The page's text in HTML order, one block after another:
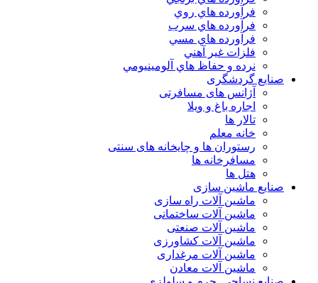
فرآورده هاي روي
فرآورده هاي سرب
فرآورده هاي مسي
فلزات غير آهني
نرده و حفاظ هاي آلومينيومي
صنایع گردشگری
آژانس های مسافرتی
اجاره باغ و ویلا
تالار ها
خانه معلم
رستوران ها و چایخانه های سنتی
مسافرخانه ها
هتل ها
صنایع ماشین سازی
ماشین آلات راه سازی
ماشین آلات ساختمانی
ماشین آلات صنعتی
ماشین آلات کشاورزی
ماشین آلات مرغداری
ماشین آلات معادن